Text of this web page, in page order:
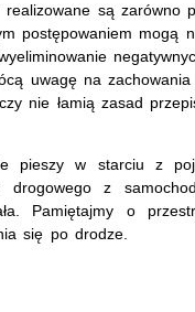
realizowane są
postępowaniem
uwagę na
nie łamią zasad
pieszy w starciu z
drogowego z
Pamiętajmy o
się po drodze.